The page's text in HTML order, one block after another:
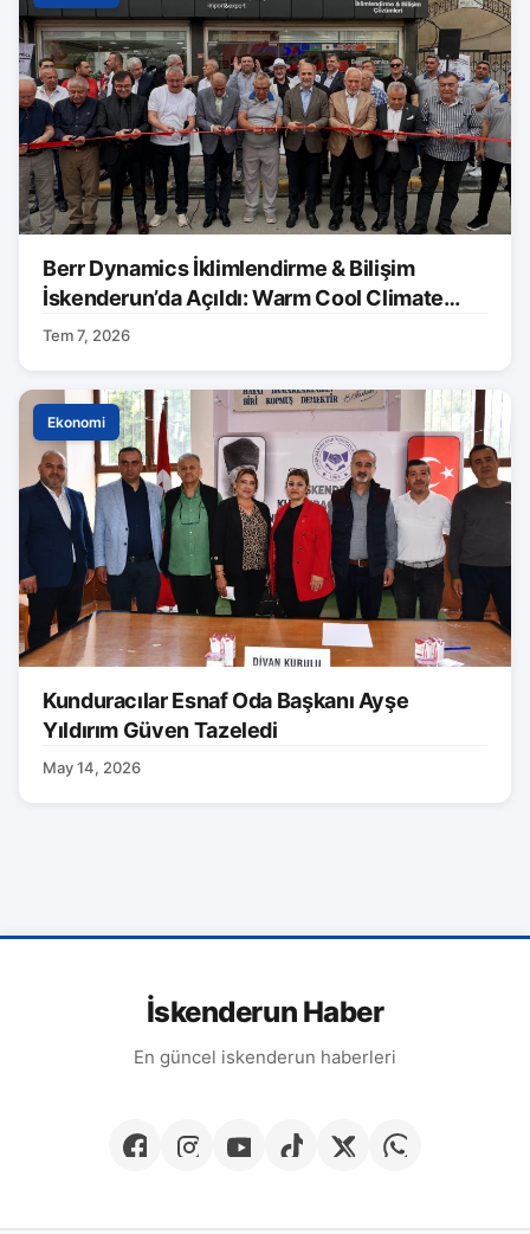
Berr Dynamics İklimlendirme & Bilişim
İskenderun’da Açıldı: Warm Cool Climate
Markası Tanıtıldı
Tem 7, 2026
Ekonomi
Kunduracılar Esnaf Oda Başkanı Ayşe
Yıldırım Güven Tazeledi
May 14, 2026
İskenderun Haber
En güncel iskenderun haberleri